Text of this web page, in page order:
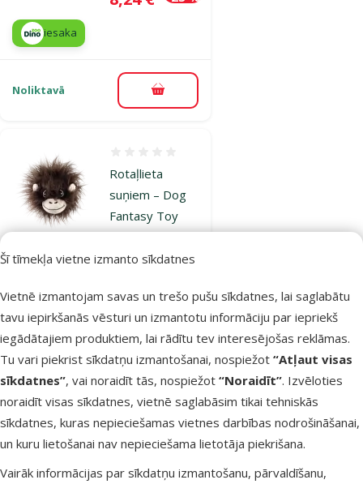
Šī tīmekļa vietne izmanto sīkdatnes
Vietnē izmantojam savas un trešo pušu sīkdatnes, lai saglabātu
tavu iepirkšanās vēsturi un izmantotu informāciju par iepriekš
iegādātajiem produktiem, lai rādītu tev interesējošas reklāmas.
Tu vari piekrist sīkdatņu izmantošanai, nospiežot “Atļaut visas
sīkdatnes”, vai noraidīt tās, nospiežot “Noraidīt”. Izvēloties
noraidīt visas sīkdatnes, vietnē saglabāsim tikai tehniskās
sīkdatnes, kuras nepieciešamas vietnes darbības nodrošināšanai,
un kuru lietošanai nav nepieciešama lietotāja piekrišana.
Vairāk informācijas par sīkdatņu izmantošanu, pārvaldīšanu,
iesaka
Noliktavā Pievienot grozam
Rotaļlieta
suņiem – Dog
Fantasy Toy
Jungle Monkey
head with
cm
Oriģinālā cena
6,99 €
Cena
5,24 € -25 %
iesaka
Noliktavā Pievienot grozam